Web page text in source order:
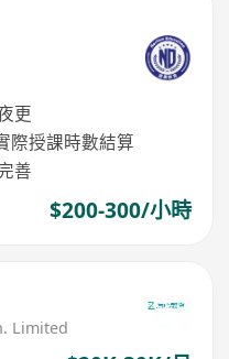
更
際授課時數結算
善
$200-300/小時
Limited